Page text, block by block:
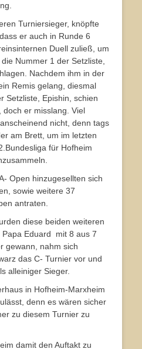
Turniersieger, knöpfte
er auch in Runde 6
Duell zuließ, um
Nummer 1 der Setzliste,
Nachdem ihm in der
Remis gelang, diesmal
Setzliste, Epishin, schien
er misslang. Viel
nicht, denn tags
am Brett, um im letzten
für Hofheim
Open hinzugesellten sich
sowie weitere 37
antraten.
diese beiden weiteren
Eduard mit 8 aus 7
gewann, nahm sich
das C- Turnier vor und
alleiniger Sieger.
in Hofheim-Marxheim
denn es wären sicher
zu diesem Turnier zu
damit den Auftakt zu